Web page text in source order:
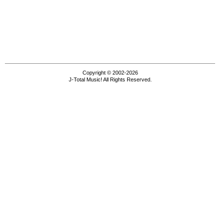
Copyright © 2002-2026
J-Total Music! All Rights Reserved.